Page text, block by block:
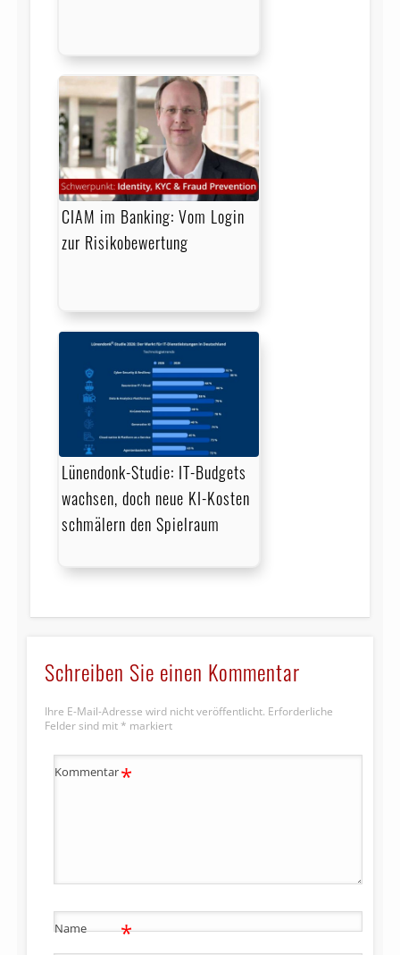
CIAM im Banking: Vom Login
zur Risikobewertung
Lünendonk-Studie: IT-Budgets
wachsen, doch neue KI-Kosten
schmälern den Spielraum
Schreiben Sie einen Kommentar
Ihre E-Mail-Adresse wird nicht veröffentlicht. Erforderliche
Felder sind mit * markiert
Kommentar*
Name *